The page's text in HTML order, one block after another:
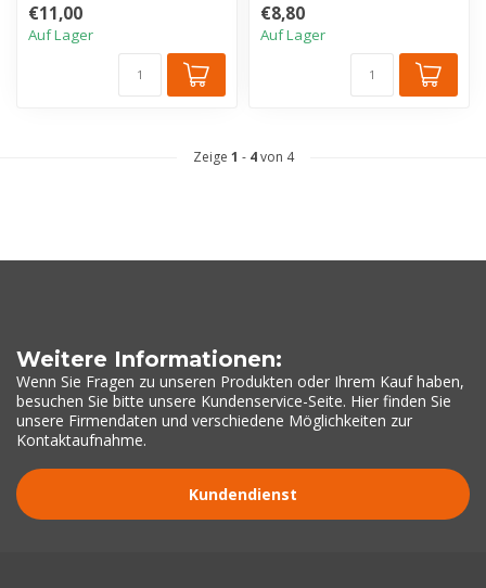
diesem vielseitige...
€11,00
Auf Lager
mit diese...
€8,80
Auf Lager
Zeige 1 - 4von 4
Weitere Informationen:
Wenn Sie Fragen zu unseren Produkten oder Ihrem Kauf haben,
besuchen Sie bitte unsere Kundenservice-Seite. Hier finden Sie
unsere Firmendaten und verschiedene Möglichkeiten zur
Kontaktaufnahme.
Kundendienst